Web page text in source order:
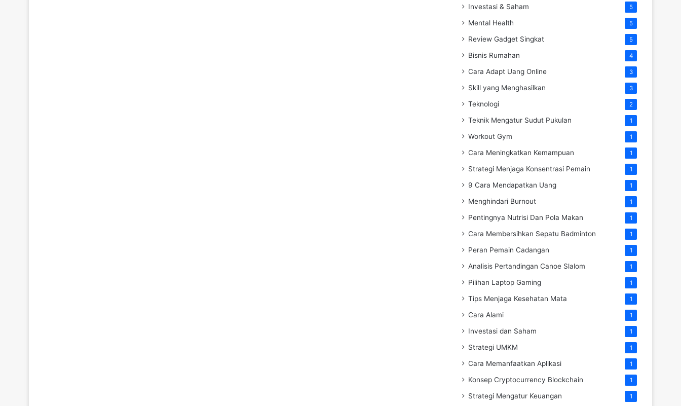
Investasi & Saham 5
Mental Health 5
Review Gadget Singkat 5
Bisnis Rumahan 4
Cara Adapt Uang Online 3
Skill yang Menghasilkan 3
Teknologi 2
Teknik Mengatur Sudut Pukulan 1
Workout Gym 1
Cara Meningkatkan Kemampuan 1
Strategi Menjaga Konsentrasi Pemain 1
9 Cara Mendapatkan Uang 1
Menghindari Burnout 1
Pentingnya Nutrisi Dan Pola Makan 1
Cara Membersihkan Sepatu Badminton 1
Peran Pemain Cadangan 1
Analisis Pertandingan Canoe Slalom 1
Pilihan Laptop Gaming 1
Tips Menjaga Kesehatan Mata 1
Cara Alami 1
Investasi dan Saham 1
Strategi UMKM 1
Cara Memanfaatkan Aplikasi 1
Konsep Cryptocurrency Blockchain 1
Strategi Mengatur Keuangan 1